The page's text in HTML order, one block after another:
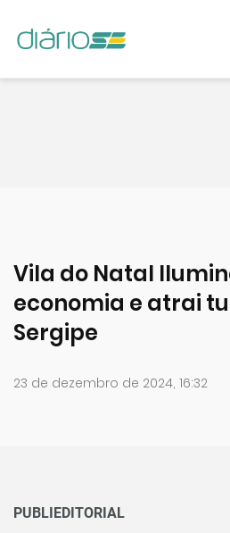
Vila do Natal
economia e atrai
Sergipe
23 de dezembro de 2024, 16:32
PUBLIEDITORIAL